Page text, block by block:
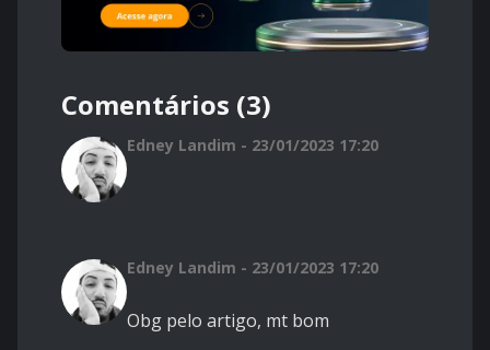
Comentários (3)
Edney Landim - 23/01/2023 17:20
Edney Landim - 23/01/2023 17:20
Obg pelo artigo, mt bom